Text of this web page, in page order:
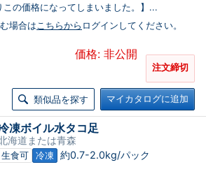
この価格になってしまいました。】...
場合はこちらから ログインしてください。
価格: 非公開
注文締切
類似品を探す マイカタログに追加
凍ボイル水タコ足
海道または青森
生食可 冷凍 約0.7-2.0kg/パック